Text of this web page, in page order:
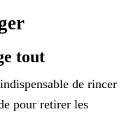
tout
de rincer
pour retirer les